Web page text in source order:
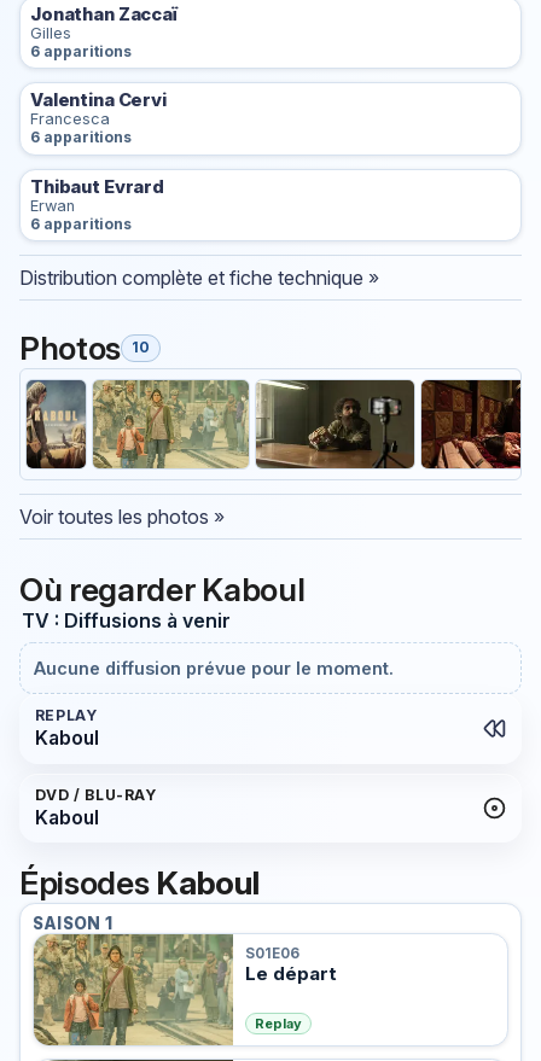
Jonathan Zaccaï
Gilles
6 apparitions
Valentina Cervi
Francesca
6 apparitions
Thibaut Evrard
Erwan
6 apparitions
Distribution complète et fiche technique »
Photos 10
Voir toutes les photos »
Où regarder Kaboul
TV : Diffusions à venir
Aucune diffusion prévue pour le moment.
REPLAY
Kaboul
DVD / BLU-RAY
Kaboul
Épisodes Kaboul
SAISON 1
S01E06
Le départ
Replay